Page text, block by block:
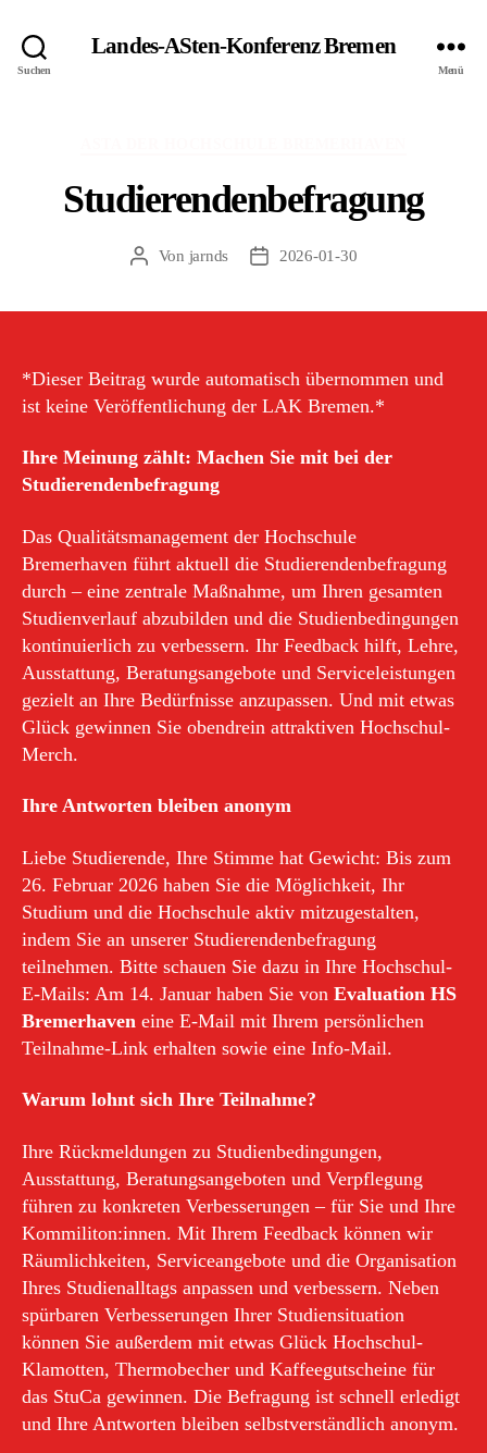
Suchen
Landes-ASten-Konferenz Bremen
Menü
Studierendenbefragung
Beitragsautor
Von jarnds Veröffentlichungsdatum
2026-01-30
*Dieser Beitrag wurde automatisch übernommen und
ist keine Veröffentlichung der LAK Bremen.*
Ihre Meinung zählt: Machen Sie mit bei der
Studierendenbefragung
Das Qualitätsmanagement der Hochschule
Bremerhaven führt aktuell die Studierendenbefragung
durch – eine zentrale Maßnahme, um Ihren gesamten
Studienverlauf abzubilden und die Studienbedingungen
kontinuierlich zu verbessern. Ihr Feedback hilft, Lehre,
Ausstattung, Beratungsangebote und Serviceleistungen
gezielt an Ihre Bedürfnisse anzupassen. Und mit etwas
Glück gewinnen Sie obendrein attraktiven Hochschul-
Merch.
Ihre Antworten bleiben anonym
Liebe Studierende, Ihre Stimme hat Gewicht: Bis zum
26. Februar 2026 haben Sie die Möglichkeit, Ihr
Studium und die Hochschule aktiv mitzugestalten,
indem Sie an unserer Studierendenbefragung
teilnehmen. Bitte schauen Sie dazu in Ihre Hochschul-
E-Mails: Am 14. Januar haben Sie von Evaluation HS
Bremerhaven eine E-Mail mit Ihrem persönlichen
Teilnahme-Link erhalten sowie eine Info-Mail.
Warum lohnt sich Ihre Teilnahme?
Ihre Rückmeldungen zu Studienbedingungen,
Ausstattung, Beratungsangeboten und Verpflegung
führen zu konkreten Verbesserungen – für Sie und Ihre
Kommiliton:innen. Mit Ihrem Feedback können wir
Räumlichkeiten, Serviceangebote und die Organisation
Ihres Studienalltags anpassen und verbessern. Neben
spürbaren Verbesserungen Ihrer Studiensituation
können Sie außerdem mit etwas Glück Hochschul-
Klamotten, Thermobecher und Kaffeegutscheine für
das StuCa gewinnen. Die Befragung ist schnell erledigt
und Ihre Antworten bleiben selbstverständlich anonym.